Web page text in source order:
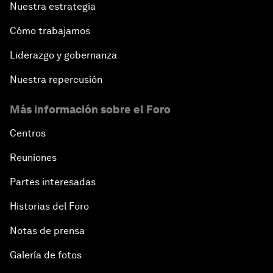
Nuestra estrategia
Cómo trabajamos
Liderazgo y gobernanza
Nuestra repercusión
Más información sobre el Foro
Centros
Reuniones
Partes interesadas
Historias del Foro
Notas de prensa
Galería de fotos